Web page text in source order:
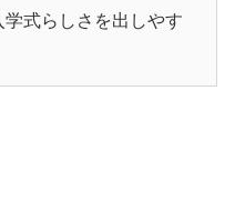
式らしさを出しやす